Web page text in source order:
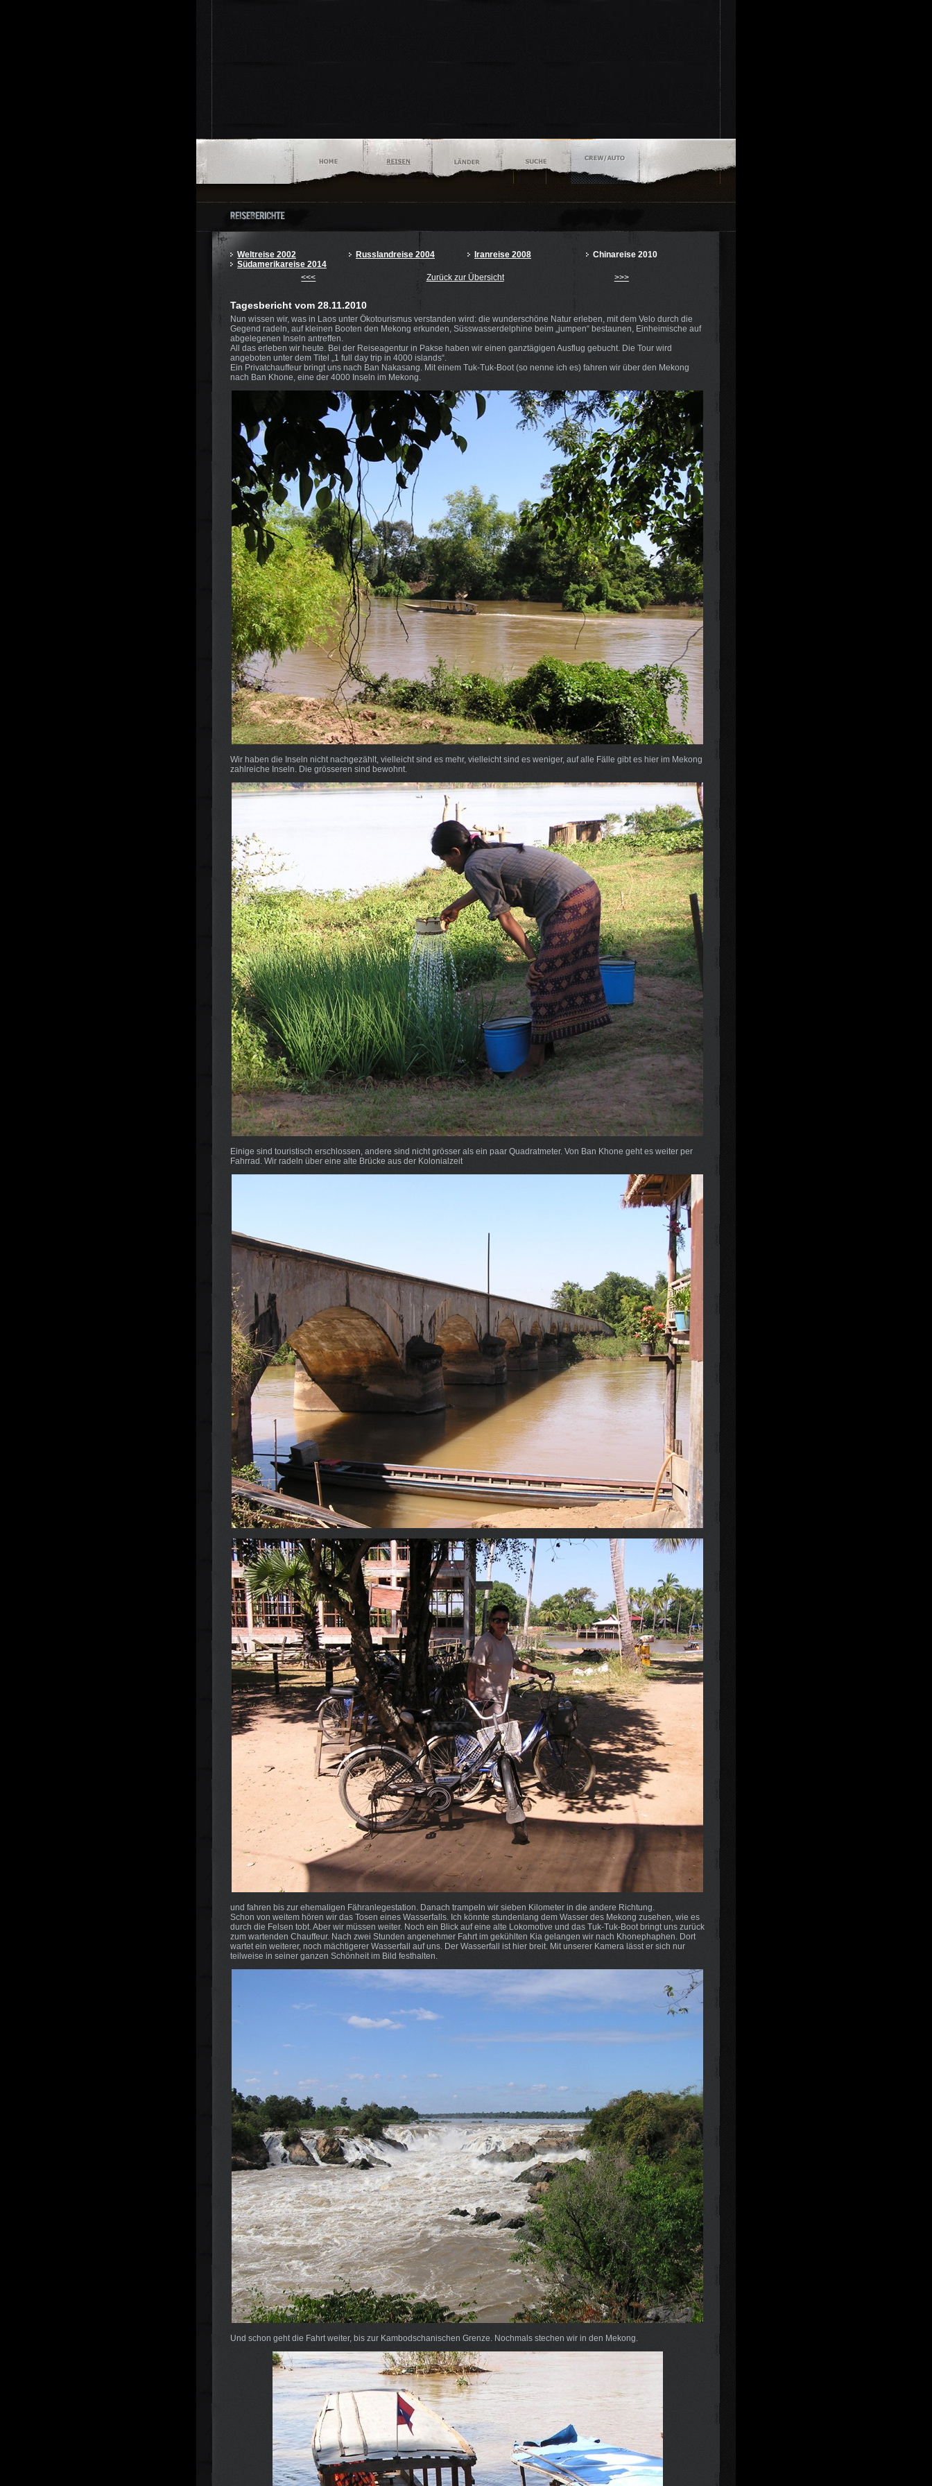
Weltreise 2002 Russlandreise 2004 Iranreise 2008
Chinareise 2010
Südamerikareise 2014
<<<
Zurück zur Übersicht >>>
Tagesbericht vom 28.11.2010
Nun wissen wir, was in Laos unter Ökotourismus verstanden wird: die wunderschöne Natur erleben, mit dem Velo durch die
Gegend radeln, auf kleinen Booten den Mekong erkunden, Süsswasserdelphine beim „jumpen“ bestaunen, Einheimische auf
abgelegenen Inseln antreffen.
All das erleben wir heute. Bei der Reiseagentur in Pakse haben wir einen ganztägigen Ausflug gebucht. Die Tour wird
angeboten unter dem Titel „1 full day trip in 4000 islands“.
Ein Privatchauffeur bringt uns nach Ban Nakasang. Mit einem Tuk-Tuk-Boot (so nenne ich es) fahren wir über den Mekong
nach Ban Khone, eine der 4000 Inseln im Mekong.
Wir haben die Inseln nicht nachgezählt, vielleicht sind es mehr, vielleicht sind es weniger, auf alle Fälle gibt es hier im Mekong
zahlreiche Inseln. Die grösseren sind bewohnt.
Einige sind touristisch erschlossen, andere sind nicht grösser als ein paar Quadratmeter. Von Ban Khone geht es weiter per
Fahrrad. Wir radeln über eine alte Brücke aus der Kolonialzeit
und fahren bis zur ehemaligen Fähranlegestation. Danach trampeln wir sieben Kilometer in die andere Richtung.
Schon von weitem hören wir das Tosen eines Wasserfalls. Ich könnte stundenlang dem Wasser des Mekong zusehen, wie es
durch die Felsen tobt. Aber wir müssen weiter. Noch ein Blick auf eine alte Lokomotive und das Tuk-Tuk-Boot bringt uns zurück
zum wartenden Chauffeur. Nach zwei Stunden angenehmer Fahrt im gekühlten Kia gelangen wir nach Khonephaphen. Dort
wartet ein weiterer, noch mächtigerer Wasserfall auf uns. Der Wasserfall ist hier breit. Mit unserer Kamera lässt er sich nur
teilweise in seiner ganzen Schönheit im Bild festhalten.
Und schon geht die Fahrt weiter, bis zur Kambodschanischen Grenze. Nochmals stechen wir in den Mekong.